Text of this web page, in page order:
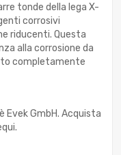
tonde della lega X-
corrosivi
riducenti. Questa
alla corrosione da
completamente
Evek GmbH. Acquista